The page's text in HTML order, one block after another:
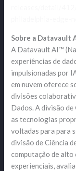
Sobre a Datavault
A Datavault AI™
experiências de
impulsionadas por
em nuvem oferece
divisões
Dados. A divisão
as tecnologias
voltadas para para
divisão de Ciência
computação de alto
experienciais,